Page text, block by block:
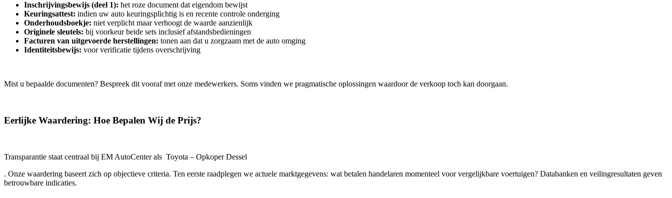
Inschrijvingsbewijs (deel 1): het roze document dat eigendom bewijst
Keuringsattest: indien uw auto keuringsplichtig is en recente controle onderging
Onderhoudsboekje: niet verplicht maar verhoogt de waarde aanzienlijk
Originele sleutels: bij voorkeur beide sets inclusief afstandsbedieningen
Facturen van uitgevoerde herstellingen: tonen aan dat u zorgzaam met de auto omging
Identiteitsbewijs: voor verificatie tijdens overschrijving
Mist u bepaalde documenten? Bespreek dit vooraf met onze medewerkers. Soms vinden we pragmatische oplossingen waardoor de verkoop toch kan doorgaan.
Eerlijke Waardering: Hoe Bepalen Wij de Prijs?
Transparantie staat centraal bij EM AutoCenter als Toyota – Opkoper Dessel
. Onze waardering baseert zich op objectieve criteria. Ten eerste raadplegen we actuele marktgegevens: wat betalen handelaren momenteel voor vergelijkbare voertuigen? Databanken en veilingresultaten geven
betrouwbare indicaties.